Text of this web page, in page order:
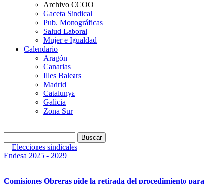
Archivo CCOO
Gaceta Sindical
Pub. Monográficas
Salud Laboral
Mujer e Igualdad
Calendario
Aragón
Canarias
Illes Balears
Madrid
Catalunya
Galicia
Zona Sur
Elecciones sindicales
Endesa 2025 - 2029
Comisiones Obreras pide la retirada del procedimiento para